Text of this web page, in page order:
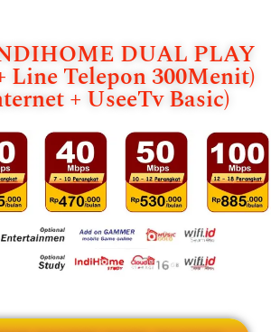
DUAL PLAY
Line Telepon 300Menit)
+ UseeTv Basic)